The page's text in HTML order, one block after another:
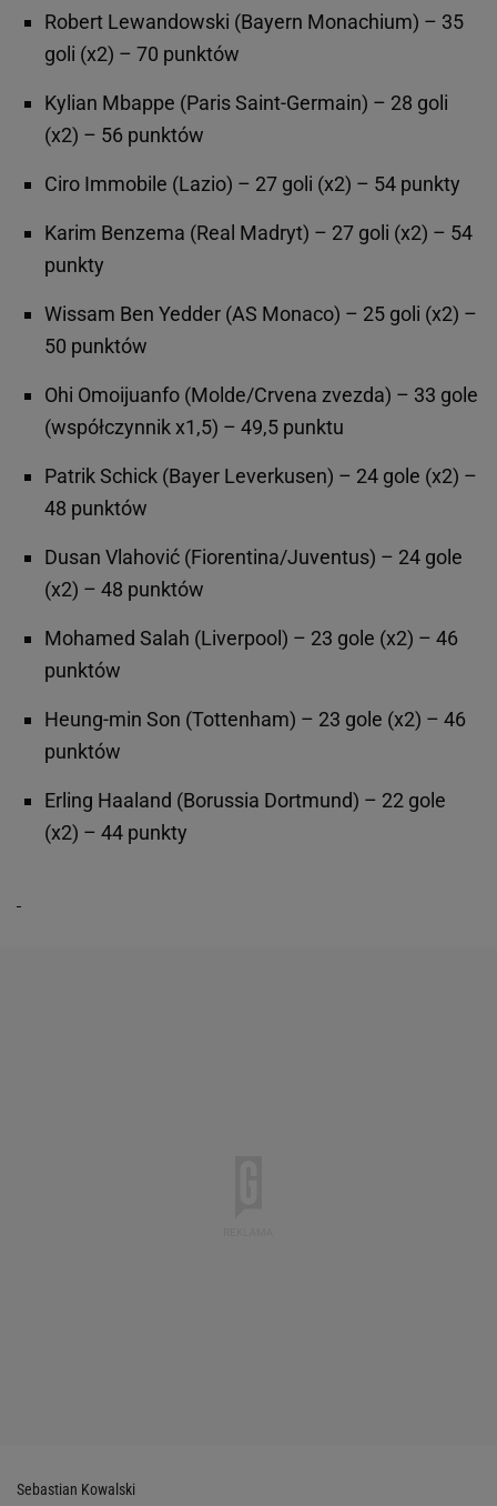
Robert Lewandowski (Bayern Monachium) – 35
goli (x2) – 70 punktów
Kylian Mbappe (Paris Saint-Germain) – 28 goli
(x2) – 56 punktów
Ciro Immobile (Lazio) – 27 goli (x2) – 54 punkty
Karim Benzema (Real Madryt) – 27 goli (x2) – 54
punkty
Wissam Ben Yedder (AS Monaco) – 25 goli (x2) –
50 punktów
Ohi Omoijuanfo (Molde/Crvena zvezda) – 33 gole
(współczynnik x1,5) – 49,5 punktu
Patrik Schick (Bayer Leverkusen) – 24 gole (x2) –
48 punktów
Dusan Vlahović (Fiorentina/Juventus) – 24 gole
(x2) – 48 punktów
Mohamed Salah (Liverpool) – 23 gole (x2) – 46
punktów
Heung-min Son (Tottenham) – 23 gole (x2) – 46
punktów
Erling Haaland (Borussia Dortmund) – 22 gole
(x2) – 44 punkty
Sebastian Kowalski